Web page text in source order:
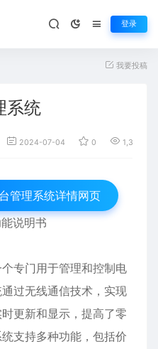
登录
我要投稿
系统
2024-07-04 0 1,319
管理系统详情网页
说明书
专门用于管理和控制电
过无线通信技术，实现
更新和显示，提高了零
支持多种功能，包括价